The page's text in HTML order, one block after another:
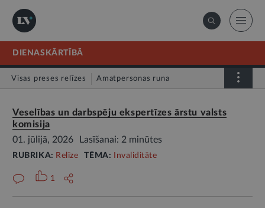
DIENASKĀRTĪBĀ
Visas preses relīzes Amatpersonas runa
Veselības un darbspēju ekspertīzes ārstu valsts
komisija
01. jūlijā, 2026
Lasīšanai: 2 minūtes
RUBRIKA: Relīze TĒMA: Invaliditāte
1